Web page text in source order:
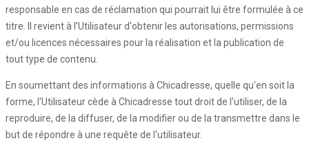
responsable en cas de réclamation qui pourrait lui être formulée à ce
titre. Il revient à l’Utilisateur d'obtenir les autorisations, permissions
et/ou licences nécessaires pour la réalisation et la publication de
tout type de contenu.
En soumettant des informations à Chicadresse, quelle qu'en soit la
forme, l'Utilisateur cède à Chicadresse tout droit de l'utiliser, de la
reproduire, de la diffuser, de la modifier ou de la transmettre dans le
but de répondre à une requête de l'utilisateur.